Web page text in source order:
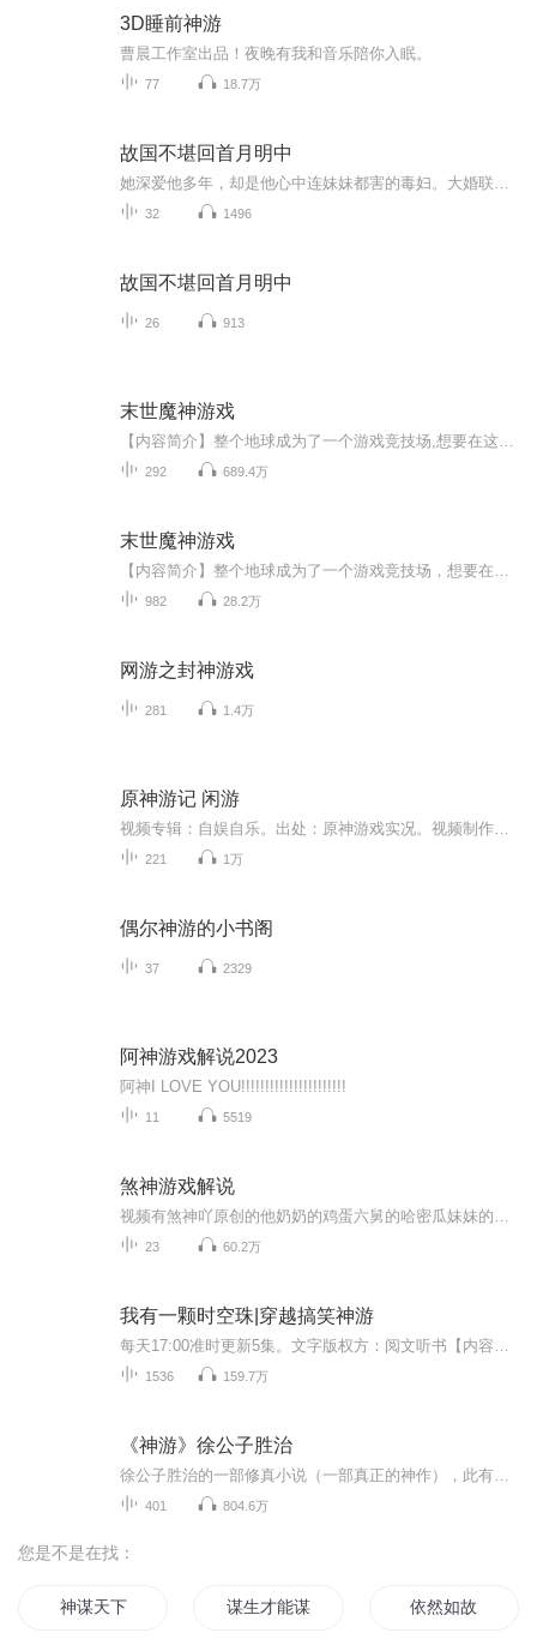
3D睡前神游
曹晨工作室出品！夜晚有我和音乐陪你入眠。
77 18.7万
故国不堪回首月明中
32 1496
故国不堪回首月明中
26 913
末世魔神游戏
292 689.4万
末世魔神游戏
982 28.2万
网游之封神游戏
281 1.4万
原神游记 闲游
221 1万
偶尔神游的小书阁
37 2329
阿神游戏解说2023
阿神I LOVE YOU!!!!!!!!!!!!!!!!!!!!!!
11 5519
煞神游戏解说
23 60.2万
我有一颗时空珠|穿越搞笑神游
1536 159.7万
《神游》徐公子胜治
401 804.6万
您是不是在找：
神谋天下 谋生才能谋爱 依然如故